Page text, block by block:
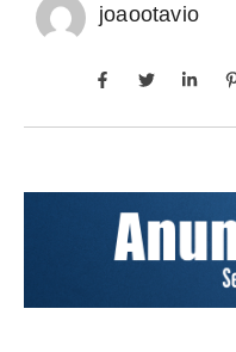
joaootavio